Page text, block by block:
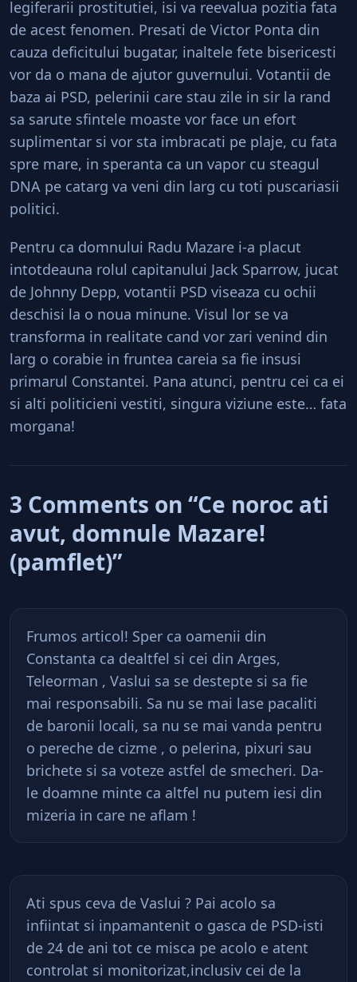
legiferarii prostitutiei, isi va reevalua pozitia fata
de acest fenomen. Presati de Victor Ponta din
cauza deficitului bugatar, inaltele fete bisericesti
vor da o mana de ajutor guvernului. Votantii de
baza ai PSD, pelerinii care stau zile in sir la rand
sa sarute sfintele moaste vor face un efort
suplimentar si vor sta imbracati pe plaje, cu fata
spre mare, in speranta ca un vapor cu steagul
DNA pe catarg va veni din larg cu toti puscariasii
politici.
Pentru ca domnului Radu Mazare i-a placut
intotdeauna rolul capitanului Jack Sparrow, jucat
de Johnny Depp, votantii PSD viseaza cu ochii
deschisi la o noua minune. Visul lor se va
transforma in realitate cand vor zari venind din
larg o corabie in fruntea careia sa fie insusi
primarul Constantei. Pana atunci, pentru cei ca ei
si alti politicieni vestiti, singura viziune este… fata
morgana!
3 Comments on “Ce noroc ati
avut, domnule Mazare!
(pamflet)”
Frumos articol! Sper ca oamenii din
Constanta ca dealtfel si cei din Arges,
Teleorman , Vaslui sa se destepte si sa fie
mai responsabili. Sa nu se mai lase pacaliti
de baronii locali, sa nu se mai vanda pentru
o pereche de cizme , o pelerina, pixuri sau
brichete si sa voteze astfel de smecheri. Da-
le doamne minte ca altfel nu putem iesi din
mizeria in care ne aflam !
Ati spus ceva de Vaslui ? Pai acolo sa
infiintat si inpamantenit o gasca de PSD-isti
de 24 de ani tot ce misca pe acolo e atent
controlat si monitorizat,inclusiv cei de la